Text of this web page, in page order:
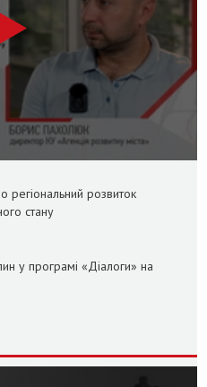
розвиток
стану
у програмі «Діалоги» на